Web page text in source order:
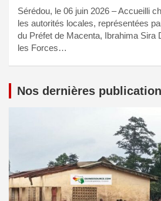
Sérédou, le 06 juin 2026 – Accueilli
les autorités locales, représentées
du Préfet de Macenta, Ibrahima Sira
les Forces…
Nos dernières